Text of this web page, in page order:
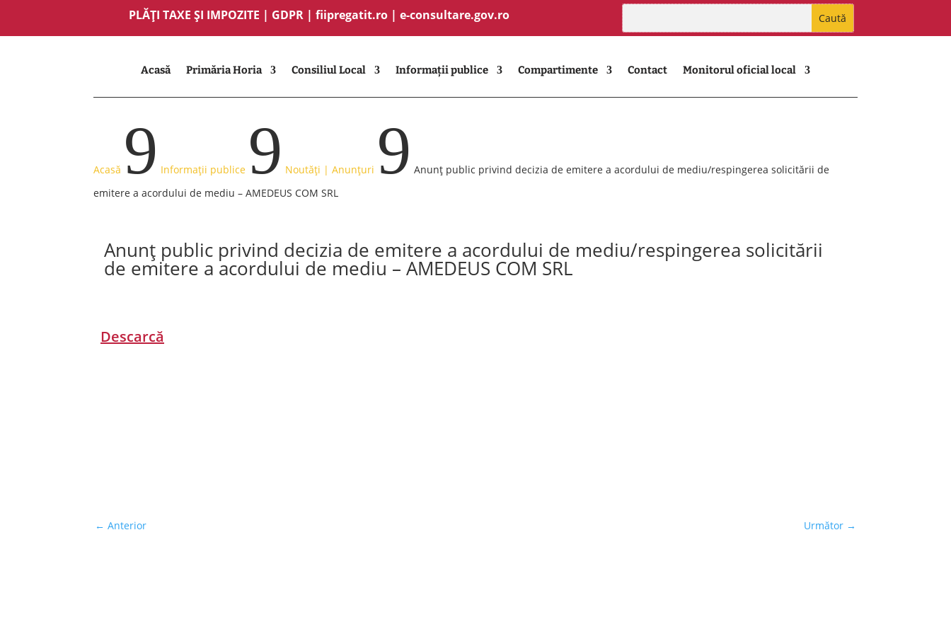
PLĂȚI TAXE ȘI IMPOZITE | GDPR | fiipregatit.ro | e-consultare.gov.ro
Acasă Primăria Horia Consiliul Local Informații publice Compartimente Contact Monitorul oficial local
Acasă 9 Informații publice 9 Noutăți | Anunțuri 9 Anunț public privind decizia de emitere a acordului de mediu/respingerea solicitării de
emitere a acordului de mediu – AMEDEUS COM SRL
Anunț public privind decizia de emitere a acordului de mediu/respingerea solicitării
de emitere a acordului de mediu – AMEDEUS COM SRL
Descarcă
←Anterior Următor→